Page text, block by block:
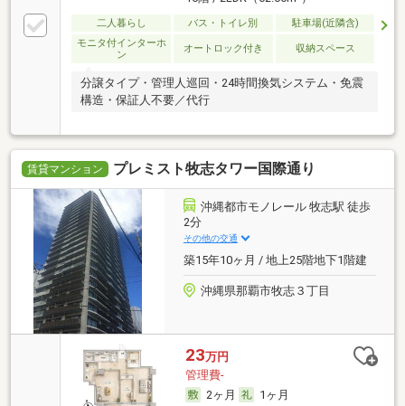
二人暮らし バス・トイレ別
駐車場(近隣含)
モニタ付インターホ
ン
オートロック付き 収納スペース
分譲タイプ・管理人巡回・24時間換気システム・免震
構造・保証人不要／代行
賃貸マンション プレミスト牧志タワー国際通り
沖縄都市モノレール 牧志駅 徒歩
2分
その他の交通
築15年10ヶ月 / 地上25階地下1階建
沖縄県那覇市牧志３丁目
23万円
管理費-
2ヶ月
1ヶ月